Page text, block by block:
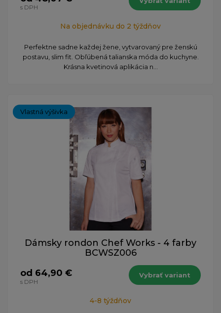
s DPH
Na objednávku do 2 týždňov
Perfektne sadne každej žene, vytvarovaný pre ženskú
postavu, slim fit. Obľúbená talianska móda do kuchyne.
Krásna kvetinová aplikácia n...
Vlastná výšivka
Dámsky rondon Chef Works - 4 farby
BCWSZ006
od 64,90 €
s DPH
Vybrať variant
4-8 týždňov